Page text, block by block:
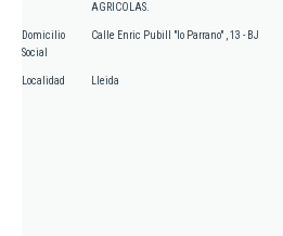
AGRICOLAS.
Domicilio
Social
Calle Enric Pubill "lo Parrano" , 13 - BJ
Localidad Lleida